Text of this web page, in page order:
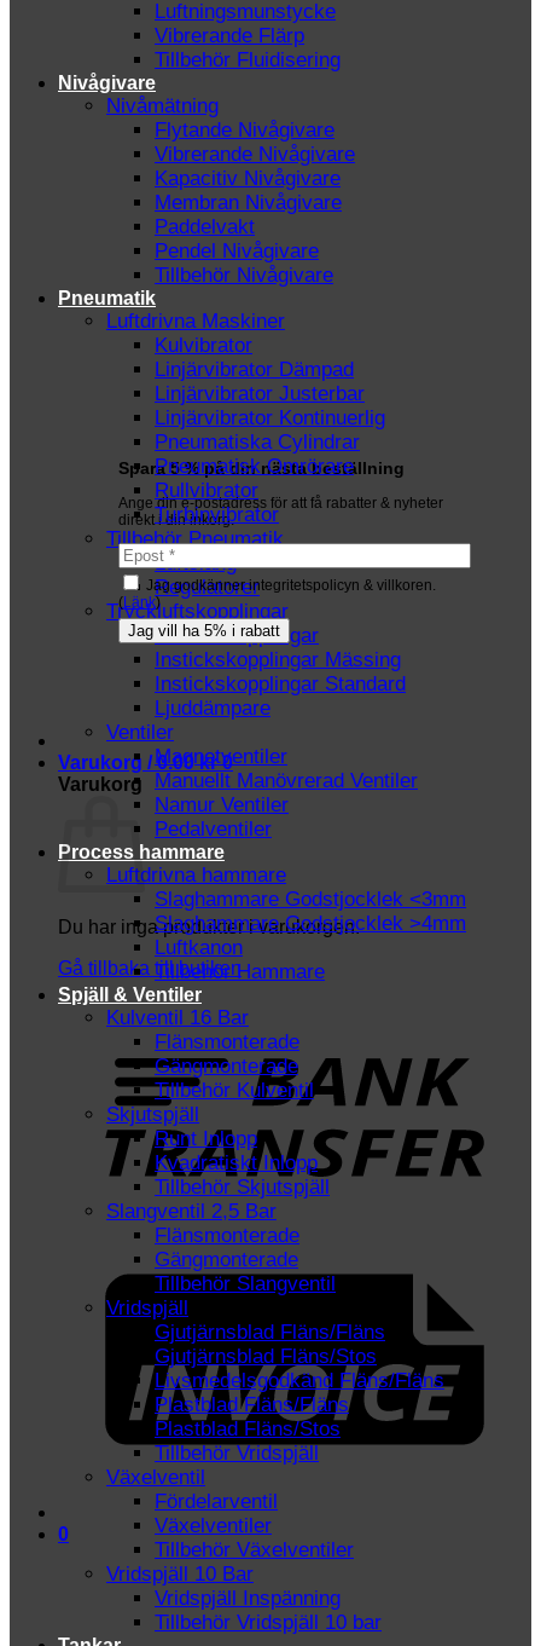
Spara 5 % på din nästa beställning
Ange din e-postadress för att få rabatter & nyheter
direkt i din inkorg.
Jag godkänner integritetspolicyn & villkoren.
(Länk)
Varukorg /0.00kr 0
Varukorg
Du har inga produkter i varukorgen.
Gå tillbaka till butiken
0
Luftningsmunstycke
Vibrerande Flärp
Tillbehör Fluidisering
Nivågivare
Nivåmätning
Flytande Nivågivare
Vibrerande Nivågivare
Kapacitiv Nivågivare
Membran Nivågivare
Paddelvakt
Pendel Nivågivare
Tillbehör Nivågivare
Pneumatik
Luftdrivna Maskiner
Kulvibrator
Linjärvibrator Dämpad
Linjärvibrator Justerbar
Linjärvibrator Kontinuerlig
Pneumatiska Cylindrar
Pneumatisk Omrörare
Rullvibrator
Turbinvibrator
Tillbehör Pneumatik
Luftslang
Regulatorer
Tryckluftskopplingar
Instickskopplingar
Instickskopplingar Mässing
Instickskopplingar Standard
Ljuddämpare
Ventiler
Magnetventiler
Manuellt Manövrerad Ventiler
Namur Ventiler
Pedalventiler
Process hammare
Luftdrivna hammare
Slaghammare Godstjocklek <3mm
Slaghammare Godstjocklek >4mm
Luftkanon
Tillbehör Hammare
Spjäll & Ventiler
Kulventil 16 Bar
Flänsmonterade
Gängmonterade
Tillbehör Kulventil
Skjutspjäll
Runt Inlopp
Kvadratiskt Inlopp
Tillbehör Skjutspjäll
Slangventil 2,5 Bar
Flänsmonterade
Gängmonterade
Tillbehör Slangventil
Vridspjäll
Gjutjärnsblad Fläns/Fläns
Gjutjärnsblad Fläns/Stos
Livsmedelsgodkänd Fläns/Fläns
Plastblad Fläns/Fläns
Plastblad Fläns/Stos
Tillbehör Vridspjäll
Växelventil
Fördelarventil
Växelventiler
Tillbehör Växelventiler
Vridspjäll 10 Bar
Vridspjäll Inspänning
Tillbehör Vridspjäll 10 bar